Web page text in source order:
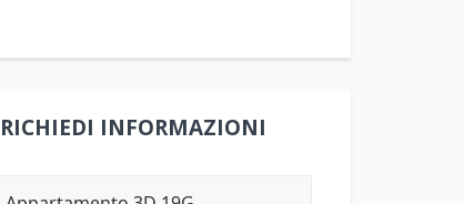
RICHIEDI INFORMAZIONI